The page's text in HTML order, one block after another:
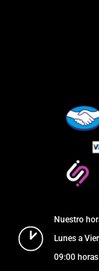
Nuestro
Lunes a
09:00